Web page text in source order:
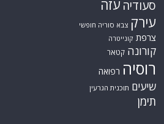
סעודיה עזה
עירק צבא סוריה חופשי
צרפת קונייטרה
קורונה קטאר
רוסיה רפואה
שיעים תוכנית הגרעין
תימן